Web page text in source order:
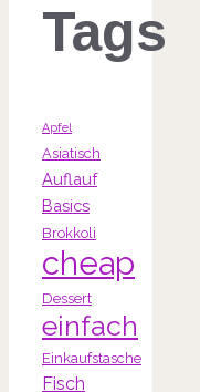
Tags
Apfel
Asiatisch
Auflauf
Basics
Brokkoli
cheap
Dessert
einfach
Einkaufstasche
Fisch